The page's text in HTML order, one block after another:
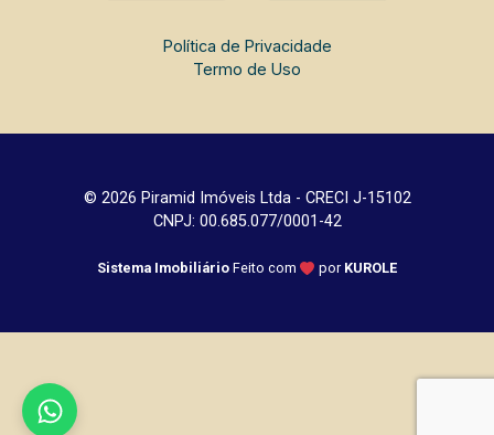
Política de Privacidade
Termo de Uso
© 2026 Piramid Imóveis Ltda - CRECI J-15102
CNPJ: 00.685.077/0001-42
Sistema Imobiliário Feito com por KUROLE